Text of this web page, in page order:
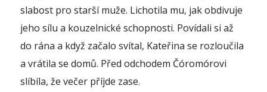
slabost pro starší muže. Lichotila mu, jak obdivuje
jeho sílu a kouzelnické schopnosti. Povídali si až
do rána a když začalo svítal, Kateřina se rozloučila
a vrátila se domů. Před odchodem Čóromórovi
slíbíla, že večer příjde zase.